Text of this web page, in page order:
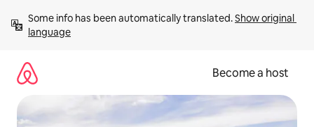
content
Some info has been automatically translated. Show original
language
Become a host